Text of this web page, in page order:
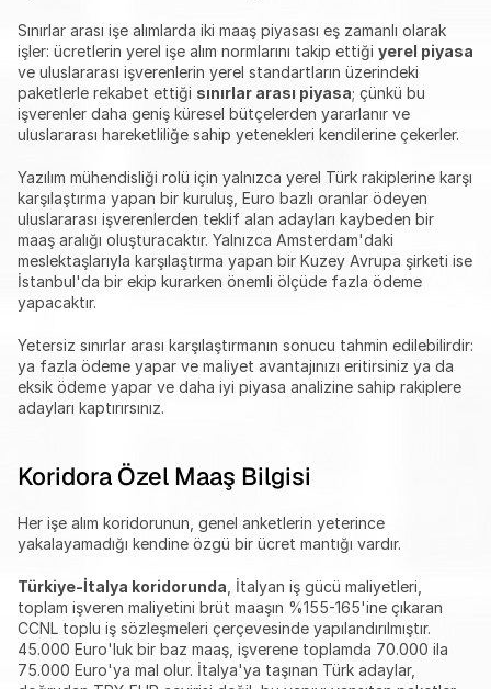
Sınırlar arası işe alımlarda iki maaş piyasası eş zamanlı olarak
işler: ücretlerin yerel işe alım normlarını takip ettiği yerel piyasa
ve uluslararası işverenlerin yerel standartların üzerindeki
paketlerle rekabet ettiği sınırlar arası piyasa; çünkü bu
işverenler daha geniş küresel bütçelerden yararlanır ve
uluslararası hareketliliğe sahip yetenekleri kendilerine çekerler.
Yazılım mühendisliği rolü için yalnızca yerel Türk rakiplerine karşı
karşılaştırma yapan bir kuruluş, Euro bazlı oranlar ödeyen
uluslararası işverenlerden teklif alan adayları kaybeden bir
maaş aralığı oluşturacaktır. Yalnızca Amsterdam'daki
meslektaşlarıyla karşılaştırma yapan bir Kuzey Avrupa şirketi ise
İstanbul'da bir ekip kurarken önemli ölçüde fazla ödeme
yapacaktır.
Yetersiz sınırlar arası karşılaştırmanın sonucu tahmin edilebilirdir:
ya fazla ödeme yapar ve maliyet avantajınızı eritirsiniz ya da
eksik ödeme yapar ve daha iyi piyasa analizine sahip rakiplere
adayları kaptırırsınız.
Koridora Özel Maaş Bilgisi
Her işe alım koridorunun, genel anketlerin yeterince
yakalayamadığı kendine özgü bir ücret mantığı vardır.
Türkiye-İtalya koridorunda , İtalyan iş gücü maliyetleri,
toplam işveren maliyetini brüt maaşın %155-165'ine çıkaran
CCNL toplu iş sözleşmeleri çerçevesinde yapılandırılmıştır.
45.000 Euro'luk bir baz maaş, işverene toplamda 70.000 ila
75.000 Euro'ya mal olur. İtalya'ya taşınan Türk adaylar,